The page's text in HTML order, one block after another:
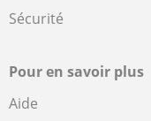
Sécurité
Pour en savoir plus
Aide